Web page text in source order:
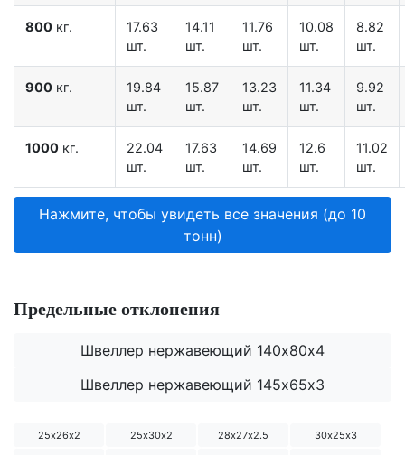
800 кг.
17.63
шт.
14.11
шт.
11.76
шт.
10.08
шт.
8.82
шт.
900 кг.
19.84
шт.
15.87
шт.
13.23
шт.
11.34
шт.
9.92
шт.
1000 кг.
22.04
шт.
17.63
шт.
14.69
шт.
12.6
шт.
11.02
шт.
Нажмите, чтобы увидеть все значения (до 10
тонн)
Предельные отклонения
Швеллер нержавеющий 140х80х4
Швеллер нержавеющий 145х65х3
25х26х2 25х30х2 28х27х2.5
30х25х3